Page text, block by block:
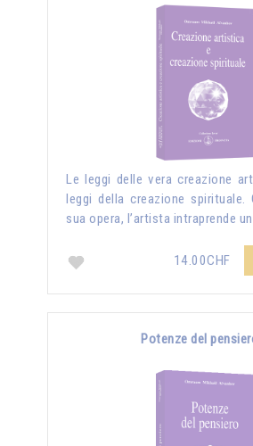
Le leggi delle vera creazione
leggi della creazione spirituale.
sua opera, l’artista intraprende
14.00CHF
Potenze del